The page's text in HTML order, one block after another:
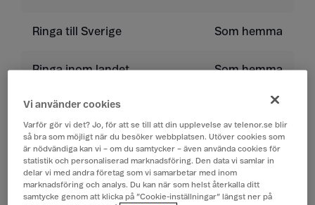
Ringa till Sverige Som hemma
Ringa inom landet Som hemma
Ringa till land utanför
EU/EES
9 kr/min
Ta emot samtal Som hemma
Lyssna på röstbrevlåda Som hemma
Vi använder cookies
Varför gör vi det? Jo, för att se till att din upplevelse av telenor.se blir
så bra som möjligt när du besöker webbplatsen. Utöver cookies som
är nödvändiga kan vi – om du samtycker – även använda cookies för
statistik och personaliserad marknadsföring. Den data vi samlar in
delar vi med andra företag som vi samarbetar med inom
marknadsföring och analys. Du kan när som helst återkalla ditt
samtycke genom att klicka på ”Cookie-inställningar” längst ner på